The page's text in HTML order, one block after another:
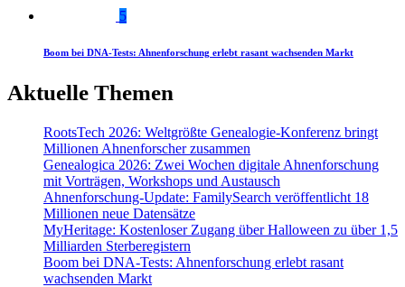
5
Boom bei DNA-Tests: Ahnenforschung erlebt rasant wachsenden Markt
Aktuelle Themen
RootsTech 2026: Weltgrößte Genealogie-Konferenz bringt
Millionen Ahnenforscher zusammen
Genealogica 2026: Zwei Wochen digitale Ahnenforschung
mit Vorträgen, Workshops und Austausch
Ahnenforschung-Update: FamilySearch veröffentlicht 18
Millionen neue Datensätze
MyHeritage: Kostenloser Zugang über Halloween zu über 1,5
Milliarden Sterberegistern
Boom bei DNA-Tests: Ahnenforschung erlebt rasant
wachsenden Markt